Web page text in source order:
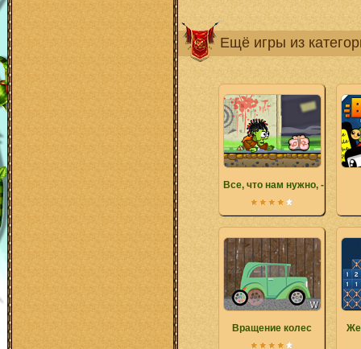
Ещё игры из
Все, что нам нужно, - мозг 2
Вращение колес